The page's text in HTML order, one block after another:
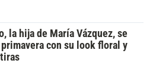
la hija de María Vázquez, se
con su look floral y